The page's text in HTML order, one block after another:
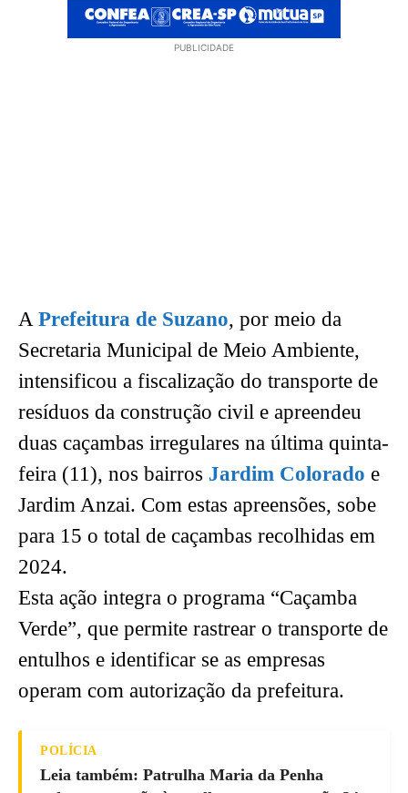
PUBLICIDADE
A Prefeitura de Suzano, por meio da
Secretaria Municipal de Meio Ambiente,
intensificou a fiscalização do transporte de
resíduos da construção civil e apreendeu
duas caçambas irregulares na última quinta-
feira (11), nos bairros Jardim Colorado e
Jardim Anzai. Com estas apreensões, sobe
para 15 o total de caçambas recolhidas em
2024.
Esta ação integra o programa “Caçamba
Verde”, que permite rastrear o transporte de
entulhos e identificar se as empresas
operam com autorização da prefeitura.
POLÍCIA
Leia também: Patrulha Maria da Penha